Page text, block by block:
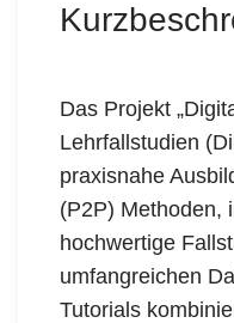
Das Projekt
Lehrfallstudien
praxisnahe
(P2P) Methoden,
hochwertige
umfangreichen
Tutorials